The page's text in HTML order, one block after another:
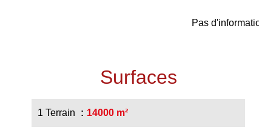
Pas
Surfaces
1 Terrain 14000 m²